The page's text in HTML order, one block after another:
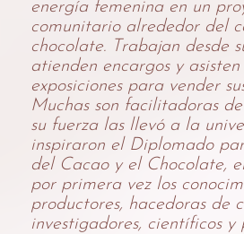
energía femenina en un
comunitario alrededor del
chocolate. Trabajan desde
atienden encargos y
exposiciones para vender
Muchas son facilitadoras
su fuerza las llevó a la
inspiraron el Diplomado
del Cacao y el Chocolate,
por primera vez los
productores, hacedoras de
investigadores, científicos y